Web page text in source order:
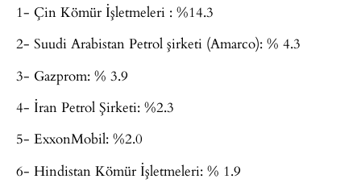
1- Çin Kömür İşletmeleri : %14.3
2- Suudi Arabistan Petrol şirketi (Amarco): % 4.3
3- Gazprom: % 3.9
4- İran Petrol Şirketi: %2.3
5- ExxonMobil: %2.0
6- Hindistan Kömür İşletmeleri: % 1.9